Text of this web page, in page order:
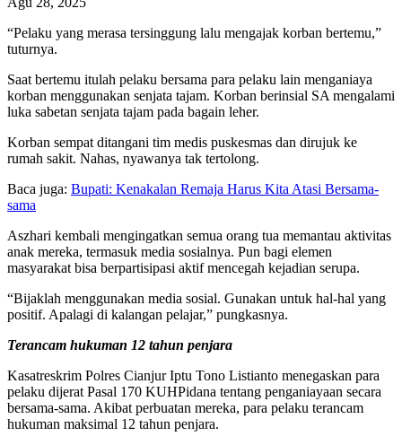
“Pelaku yang merasa tersinggung lalu mengajak korban bertemu,”
tuturnya.
Saat bertemu itulah pelaku bersama para pelaku lain menganiaya
korban menggunakan senjata tajam. Korban berinsial SA mengalami
luka sabetan senjata tajam pada bagain leher.
Korban sempat ditangani tim medis puskesmas dan dirujuk ke
rumah sakit. Nahas, nyawanya tak tertolong.
Baca juga: Bupati: Kenakalan Remaja Harus Kita Atasi Bersama-
sama
Aszhari kembali mengingatkan semua orang tua memantau aktivitas
anak mereka, termasuk media sosialnya. Pun bagi elemen
masyarakat bisa berpartisipasi aktif mencegah kejadian serupa.
“Bijaklah menggunakan media sosial. Gunakan untuk hal-hal yang
positif. Apalagi di kalangan pelajar,” pungkasnya.
Terancam hukuman 12 tahun penjara
Kasatreskrim Polres Cianjur Iptu Tono Listianto menegaskan para
pelaku dijerat Pasal 170 KUHPidana tentang penganiayaan secara
bersama-sama. Akibat perbuatan mereka, para pelaku terancam
hukuman maksimal 12 tahun penjara.